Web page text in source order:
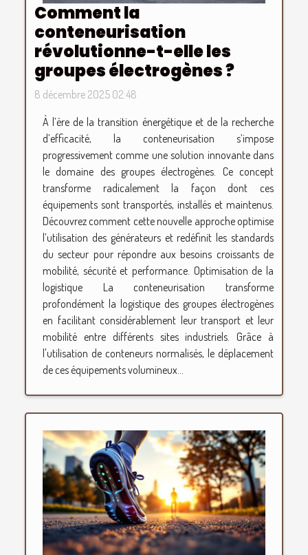
Comment la
conteneurisation
révolutionne-t-elle les
groupes électrogènes ?
8 décembre 2025 02:48
À l’ère de la transition énergétique et de la recherche
d’efficacité, la conteneurisation s’impose
progressivement comme une solution innovante dans
le domaine des groupes électrogènes. Ce concept
transforme radicalement la façon dont ces
équipements sont transportés, installés et maintenus.
Découvrez comment cette nouvelle approche optimise
l’utilisation des générateurs et redéfinit les standards
du secteur pour répondre aux besoins croissants de
mobilité, sécurité et performance. Optimisation de la
logistique La conteneurisation transforme
profondément la logistique des groupes électrogènes
en facilitant considérablement leur transport et leur
mobilité entre différents sites industriels. Grâce à
l'utilisation de conteneurs normalisés, le déplacement
de ces équipements volumineux...